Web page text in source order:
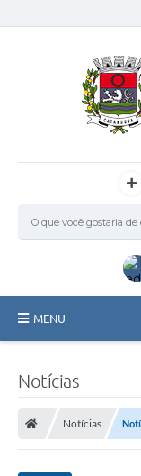
MENU
Licitações / PCA
Notícias
Notícias